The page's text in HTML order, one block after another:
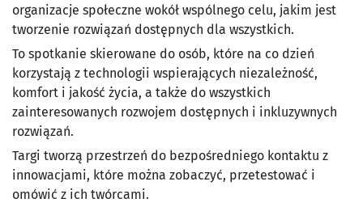
organizacje społeczne wokół wspólnego celu, jakim jest
tworzenie rozwiązań dostępnych dla wszystkich.
To spotkanie skierowane do osób, które na co dzień
korzystają z technologii wspierających niezależność,
komfort i jakość życia, a także do wszystkich
zainteresowanych rozwojem dostępnych i inkluzywnych
rozwiązań.
Targi tworzą przestrzeń do bezpośredniego kontaktu z
innowacjami, które można zobaczyć, przetestować i
omówić z ich twórcami.